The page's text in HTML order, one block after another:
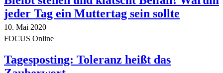
jeder Tag ein Muttertag sein sollte
10. Mai 2020
FOCUS Online
Tagesposting: Toleranz heißt das